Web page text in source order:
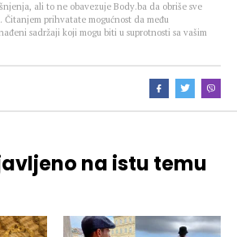
ali to ne obavezuje Body.ba da obriše sve
prihvatate mogućnost da među
sadržaji koji mogu biti u suprotnosti sa vašim
na istu temu